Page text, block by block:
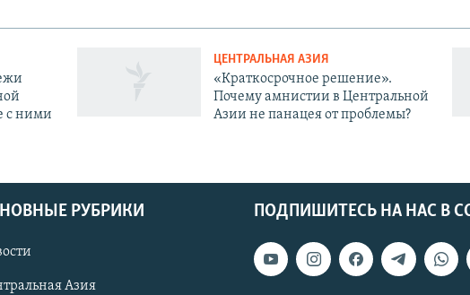
с ними
ЦЕНТРАЛЬНАЯ АЗИЯ
«Краткосрочное решение».
Почему амнистии в Центральной
Азии не панацея от проблемы?
ПОДПИШИТЕСЬ НА НАС В
РУБРИКИ
Азия